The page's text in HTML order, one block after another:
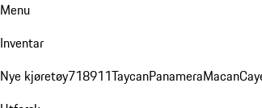
Menu
Inventar
Nye kjøretøy718911TaycanPanameraMacan